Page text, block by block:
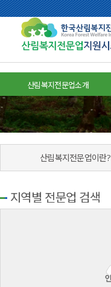
산림복지전문업소개
산림복지전문업이란?
지역별 전문업 검색